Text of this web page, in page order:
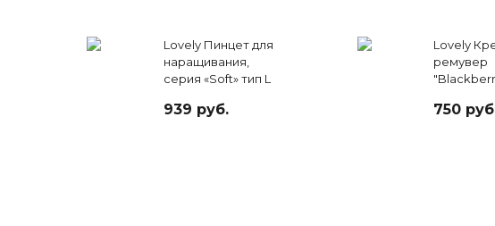
Lovely Пинцет для
наращивания,
серия «Soft» тип L
939 руб.
Lovely
ремувер
750